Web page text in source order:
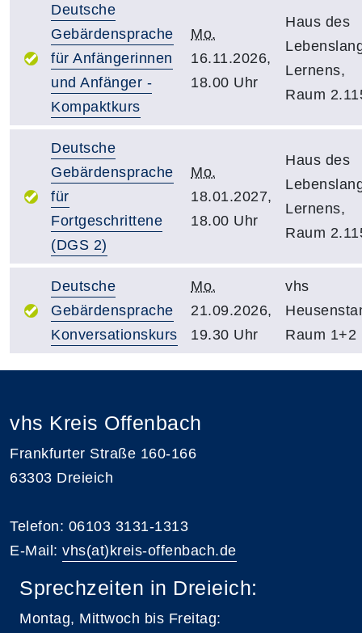
Deutsche
Gebärdensprache
für Anfängerinnen
und Anfänger -
Kompaktkurs
Mo.
16.11.2026,
18.00 Uhr
Haus des
Lernens,
Raum
Deutsche
Gebärdensprache
für
Fortgeschrittene
(DGS 2)
Mo.
18.01.2027,
18.00 Uhr
Haus des
Lernens,
Raum
Deutsche
Gebärdensprache
Konversationskurs
Mo.
21.09.2026,
19.30 Uhr
vhs
Raum 1+2
vhs Kreis Offenbach
Frankfurter Straße 160-166
63303 Dreieich
Telefon: 06103 3131-1313
E-Mail: vhs(at)kreis-offenbach.de
Sprechzeiten in Dreieich:
Montag, Mittwoch bis Freitag: